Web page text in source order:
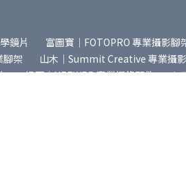
鏡片
富圖寶｜FOTOPRO 專業攝影腳
腳架
山木｜Summit Creative 專業攝
紐爾｜NEEWER 專業攝錄配件
七